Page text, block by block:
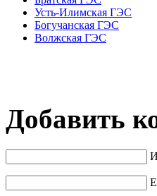
Усть-Илимская ГЭС
Богучанская ГЭС
Волжская ГЭС
Добавить